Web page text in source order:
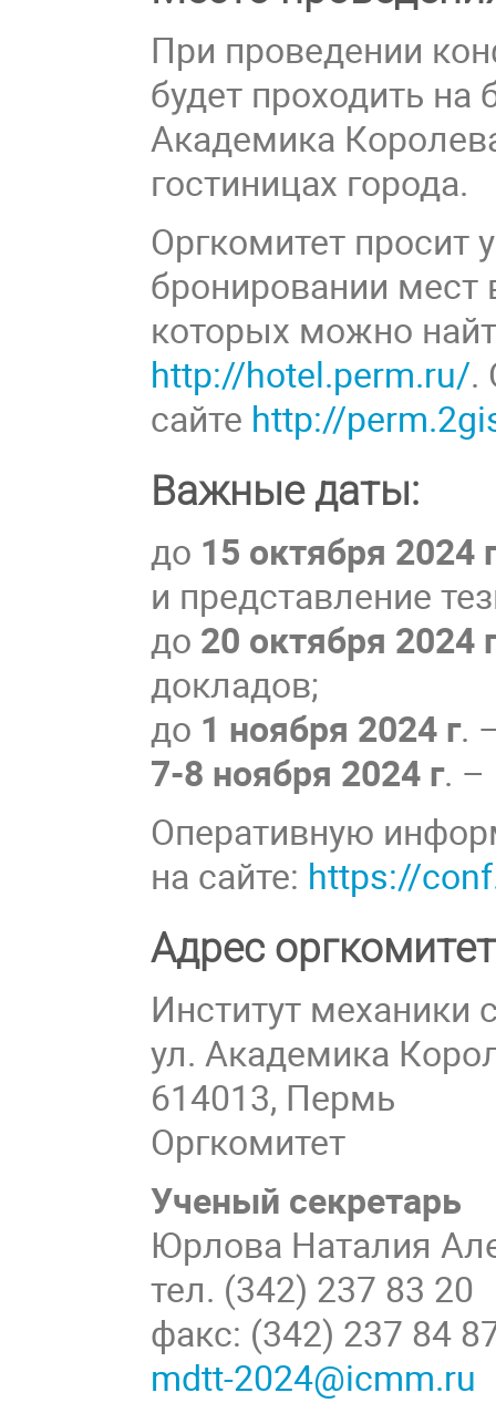
При проведении
будет проходить
Академика
гостиницах города.
Оргкомитет просит
бронировании мест
которых можно
http://hotel.perm.ru/.
сайте http://
Важные даты:
до 15 октября 2024
и представление
до 20 октября 2024
докладов;
до 1 ноября 2024 г.
7-8 ноября 2024 г. –
Оперативную
на сайте: https://
Адрес
Институт
ул. Академика
614013, Пермь
Оргкомитет
Ученый секретарь
Юрлова Наталия
тел. (342) 237 83
факс: (342) 237 84
mdtt-2024@icmm.ru